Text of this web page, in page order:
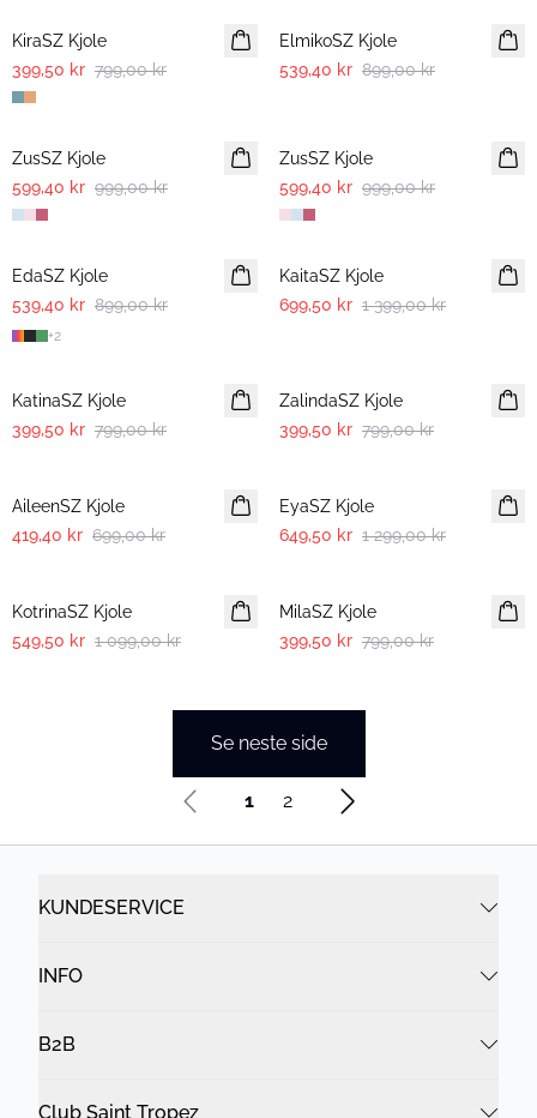
KiraSZ Kjole
399,50 kr 799,00 kr
ElmikoSZ Kjole
539,40 kr 899,00 kr
-40%
ZusSZ Kjole
599,40 kr 999,00 kr
ZusSZ Kjole
599,40 kr 999,00 kr
-40%
EdaSZ Kjole
539,40 kr 899,00 kr
+2
-50%
KaitaSZ Kjole
699,50 kr 1 399,00 kr
KatinaSZ Kjole
399,50 kr 799,00 kr
ZalindaSZ Kjole
399,50 kr 799,00 kr
AileenSZ Kjole
419,40 kr 699,00 kr
EyaSZ Kjole
649,50 kr 1 299,00 kr
KotrinaSZ Kjole
549,50 kr 1 099,00 kr
MilaSZ Kjole
399,50 kr 799,00 kr
Se neste side
1 2
KUNDESERVICE
INFO
B2B
Club Saint Tropez